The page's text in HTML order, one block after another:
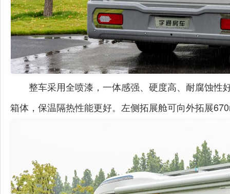
整车采用全喷漆 ， 一体感强、硬度高、耐腐蚀性
箱体，保温隔热性能更好。左侧拓展舱可向外拓展